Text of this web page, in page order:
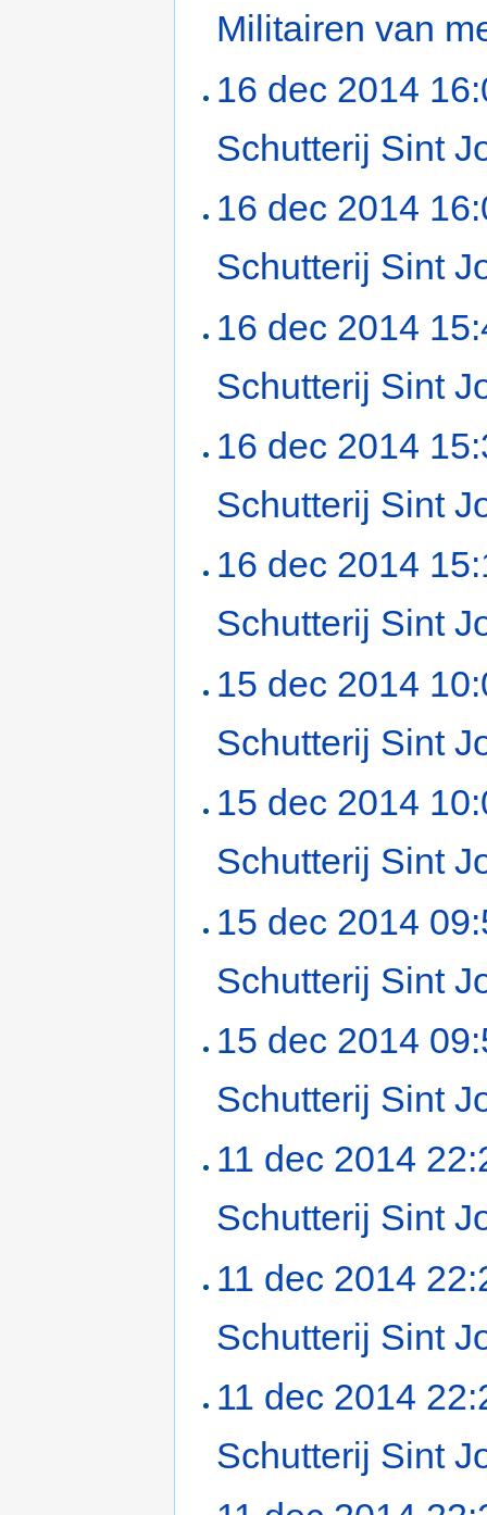
Militairen van
16 dec 2014
Schutterij Sint
16 dec 2014
Schutterij Sint
16 dec 2014
Schutterij Sint
16 dec 2014
Schutterij Sint
16 dec 2014
Schutterij Sint
15 dec 2014
Schutterij Sint
15 dec 2014
Schutterij Sint
15 dec 2014
Schutterij Sint
15 dec 2014
Schutterij Sint
11 dec 2014
Schutterij Sint
11 dec 2014
Schutterij Sint
11 dec 2014
Schutterij Sint